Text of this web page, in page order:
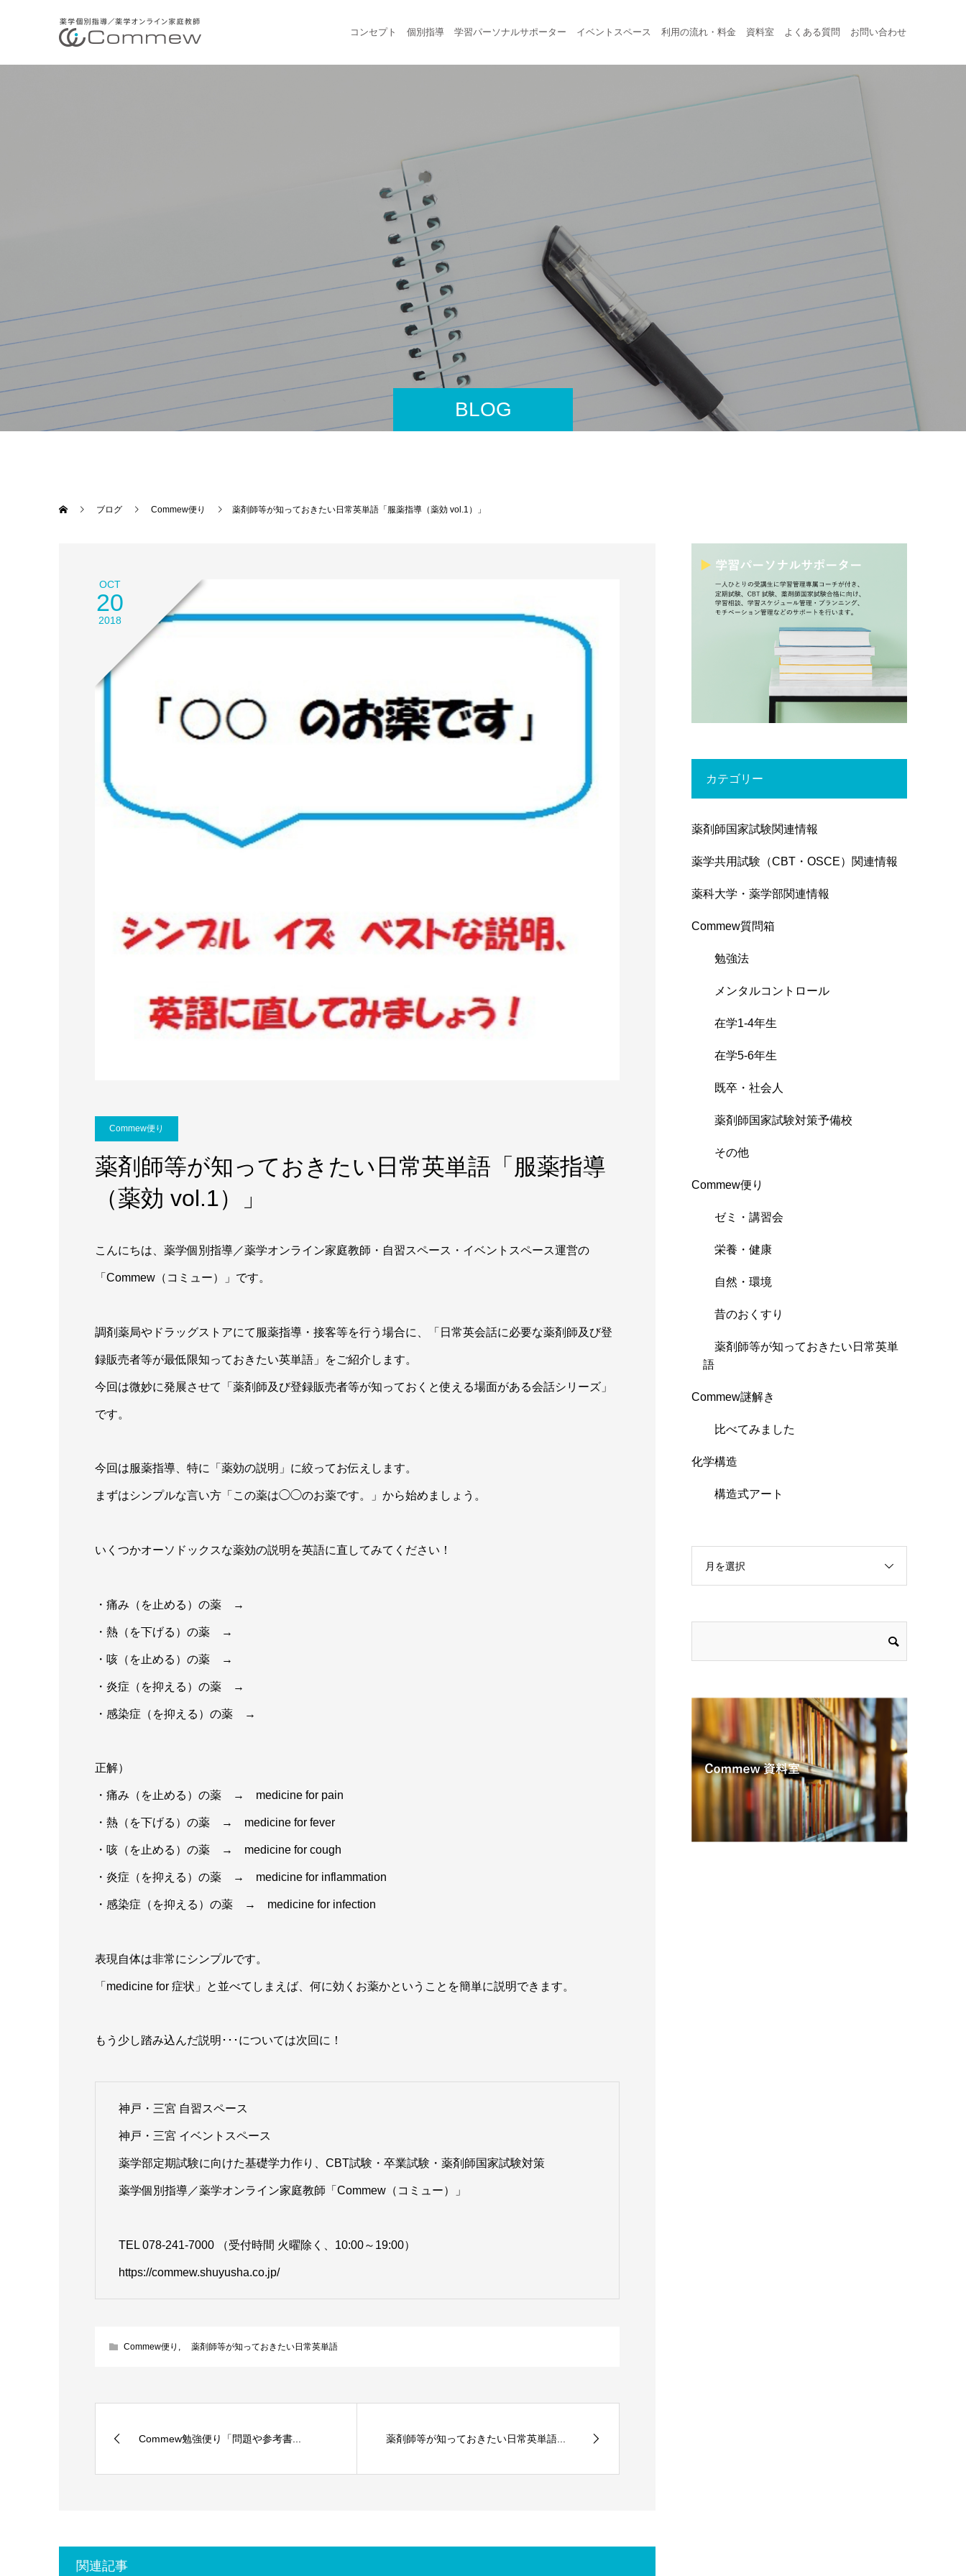
コンセプト 個別指導 学習パーソナルサポーター イベントスペース 利用の流れ・料金 資料室 よくある質問 お問い合わせ
BLOG
ブログ Commew便り 薬剤師等が知っておきたい日常英単語「服薬指導（薬効 vol.1）」
OCT
20
2018
Commew便り
薬剤師等が知っておきたい日常英単語「服薬指導
（薬効 vol.1）」
こんにちは、薬学個別指導／薬学オンライン家庭教師・自習スペース・イベントスペース運営の
「Commew（コミュー）」です。
調剤薬局やドラッグストアにて服薬指導・接客等を行う場合に、「日常英会話に必要な薬剤師及び登
録販売者等が最低限知っておきたい英単語」をご紹介します。
今回は微妙に発展させて「薬剤師及び登録販売者等が知っておくと使える場面がある会話シリーズ」
です。
今回は服薬指導、特に「薬効の説明」に絞ってお伝えします。
まずはシンプルな言い方「この薬は◯◯のお薬です。」から始めましょう。
いくつかオーソドックスな薬効の説明を英語に直してみてください！
・痛み（を止める）の薬 →
・熱（を下げる）の薬 →
・咳（を止める）の薬 →
・炎症（を抑える）の薬 →
・感染症（を抑える）の薬 →
正解）
・痛み（を止める）の薬 → medicine for pain
・熱（を下げる）の薬 → medicine for fever
・咳（を止める）の薬 → medicine for cough
・炎症（を抑える）の薬 → medicine for inflammation
・感染症（を抑える）の薬 → medicine for infection
表現自体は非常にシンプルです。
「medicine for 症状」と並べてしまえば、何に効くお薬かということを簡単に説明できます。
もう少し踏み込んだ説明･･･については次回に！
神戸・三宮 自習スペース
神戸・三宮 イベントスペース
薬学部定期試験に向けた基礎学力作り、CBT試験・卒業試験・薬剤師国家試験対策
薬学個別指導／薬学オンライン家庭教師「Commew（コミュー）」
TEL 078-241-7000 （受付時間 火曜除く、10:00～19:00）
https://commew.shuyusha.co.jp/
Commew便り 薬剤師等が知っておきたい日常英単語
Commew勉強便り「問題や参考書... 薬剤師等が知っておきたい日常英単語...
関連記事
カテゴリー
薬剤師国家試験関連情報
薬学共用試験（CBT・OSCE）関連情報
薬科大学・薬学部関連情報
Commew質問箱
勉強法
メンタルコントロール
在学1-4年生
在学5-6年生
既卒・社会人
薬剤師国家試験対策予備校
その他
Commew便り
ゼミ・講習会
栄養・健康
自然・環境
昔のおくすり
薬剤師等が知っておきたい日常英単
語
Commew謎解き
比べてみました
化学構造
構造式アート
月を選択